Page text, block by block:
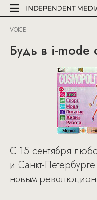
VOICE
Будь в i-mode
С 15 сентября
и Санкт-
новым